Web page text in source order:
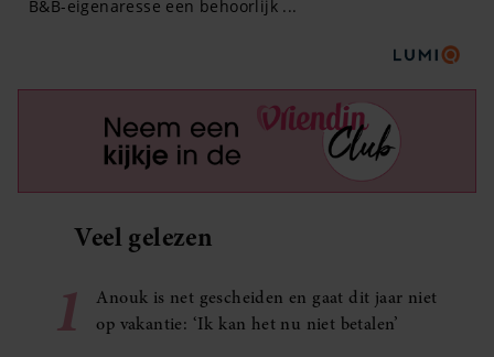
Veel gelezen
1
Anouk is net gescheiden en gaat dit jaar niet
op vakantie: ‘Ik kan het nu niet betalen’